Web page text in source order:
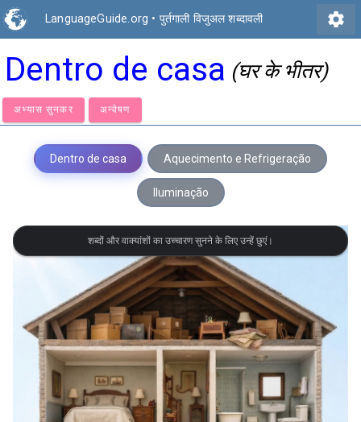
LanguageGuide.org • पुर्तगाली विजुअल शब्दावली settings
Dentro de casa (घर के भीतर)
अभ्यास सुनकर अन्वेषण
Dentro de casa Aquecimento e Refrigeração
Iluminação
शब्दों और वाक्यांशों का उच्चारण सुनने के लिए उन्हें छुएं।